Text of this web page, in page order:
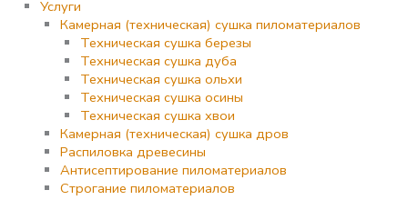
Услуги
Камерная (техническая) сушка пиломатериалов
Техническая сушка березы
Техническая сушка дуба
Техническая сушка ольхи
Техническая сушка осины
Техническая сушка хвои
Камерная (техническая) сушка дров
Распиловка древесины
Антисептирование пиломатериалов
Строгание пиломатериалов